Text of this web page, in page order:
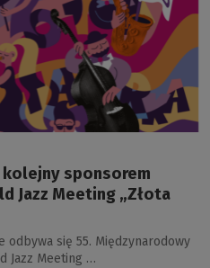
kolejny sponsorem
Jazz Meeting „Złota
odbywa się 55. Międzynarodowy
Jazz Meeting …